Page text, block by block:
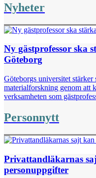
Nyheter
Ny gästprofessor ska
Göteborg
Göteborgs universitet
materialforskning genom att
verksamheten som
Personnytt
Privattandläkarnas
personuppgifter